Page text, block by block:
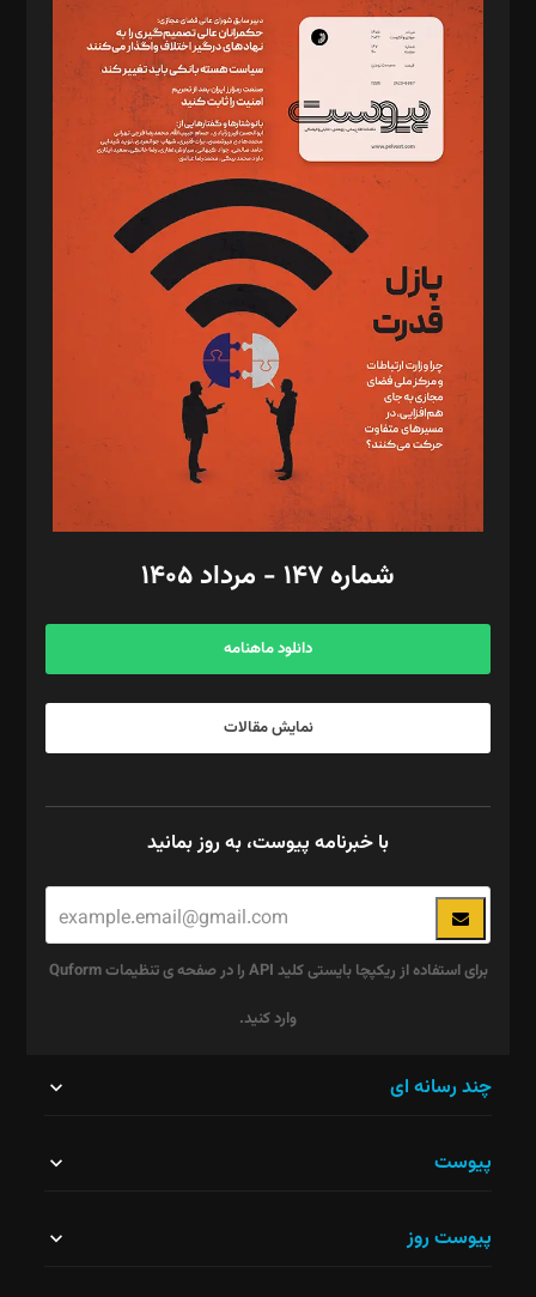
سردبیر: مهرک محمودی
دبیر تحریریه: میثم قاسمی
د‌بیر ناداستان: سمانه سمیع
د‌بیر خدمت و تجارت: ابوالفضل رجبی
د‌بیر حقوق فناوری: حسام‌الدین ایپکچی
د‌بیر پیوست جهان: مینا پاکدل
د‌بیر تحریریه آنلاین: بابک نقاش
تحریریه‌: مجتبی محمود‌ی، آرش برهمند، یسنا امان‌پور، سروش کرمیان،
مصطفی مسجدی آرانی، ابوالفضل رجبی، زهرا فکرانه، فائزه فتحی
رستمی،مصطفی باستان
ویرایش: نگار استاد‌‌آقا
طراح یونیفرم: مجید توکلی
فیلمبرداری و عکاسی: امیر شفیعی، مانی لطفی زاده
گرافیک و صفحه‌آرایی: سید‌سبحان‌علی ثابت
مد‌یر توسعه تجاری: کامبیز برید‌
امور مالی: شاپور رهبری، محمد‌ کاظمی‌نیا
آگهی و مشترکین: ۰۹۱۹۹۹۹۰۴۵۴
شماره ۱۴۷ - مرداد ۱۴۰۵
دانلود ماهنامه
نمایش مقالات
با خبرنامه پیوست، به روز بمانید
برای استفاده از ریکپچا بایستی کلید API را در صفحه ی تنظیمات Quform
وارد کنید.
نباید
چند رسانه ای
پیوست
پیوست روز